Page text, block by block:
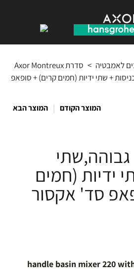
לאמבטיה > סדרת Axor Montreux
+ שתי ידיות (חמים קרים) + סופאפ
המוצר הקודם | המוצר הבא
ידיות (חמים
סד' אקסור